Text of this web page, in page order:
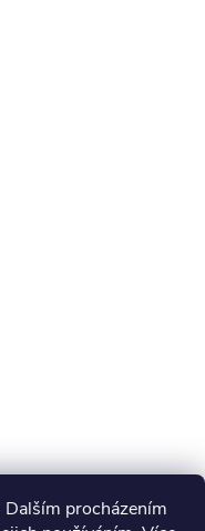
procházením